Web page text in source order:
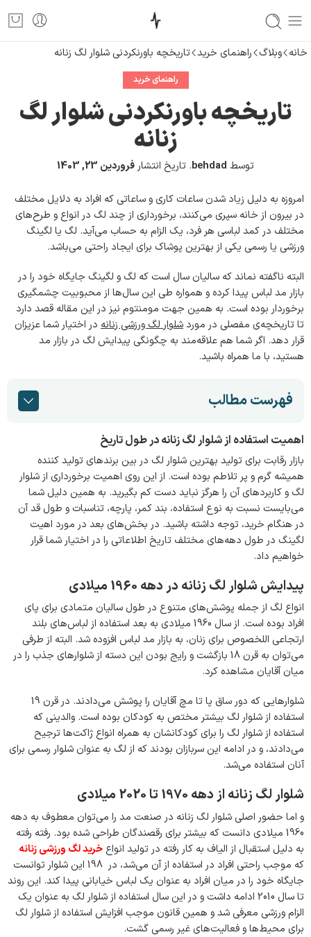
خانه وبلاگ راهنمای خرید تاریخچه باورنکردنی شلوار لگ زنانه
راهنمای خرید
تاریخچه باورنکردنی شلوار لگ
زنانه
توسط behdad
. تاریخ انتشار فروردین 23, 1403
امروزه به دلیل زیاد شدن ساعات کاری و ساعاتی که افراد به دلایل مختلف
در بیرون از خانه سپری می‌کنند، برخورداری از چند لگ در انواع و طرح‌های
مختلف در کمد لباسی هر فرد، یک الزام به حساب می‌آید. لگ یا لگینگ
ورزشی یا رسمی یکی از بهترین پوشاک برای ایجاد راحتی می‌باشد.
البته ناگفته نماند که سالیان سال است که لگ و لگینگ جایگاه خود را در
بازار مد لباس پیدا کرده و همواره طی این سال‌ها از محبوبیت چشمگیری
برخوردار بوده است. به همین جهت مومنتوم نیز در این مقاله قصد دارد
تا تاریخچه‌ی مفصلی در مورد شلوار لگ ورزشی زنانه در اختیار شما عزیزان
قرار دهد. اگر شما هم علاقه‌مند به چگونگی پیدایش لگ در بازار مد
هستید، با ما همراه باشید.
فهرست مطالب
اهمیت استفاده از شلوار لگ زنانه در طول تاریخ
بازار رقابت برای تولید بهترین شلوار لگ در بین برندهای تولید کننده
همیشه گرم و پر تلاطم بوده است. از این روی اهمیت برخورداری از شلوار
لگ و کاربردهای آن را هرگز نباید دست کم بگیرید. به همین دلیل شما
می‌بایست نسبت به نوع استفاده، بند کمر، پارچه، تناسبات و طول قد آن
در هنگام خرید، توجه داشته باشید. در بخش‌های بعد در مورد اهیت
لگینگ در طول دهه‌های مختلف تاریخ اطلاعاتی را در اختیار شما قرار
خواهیم داد.
پیدایش شلوار لگ زنانه در دهه 1960 میلادی
انواع لگ از جمله پوشش‌های متنوع در طول سالیان متمادی برای پای
افراد بوده است. از سال 1960 میلادی به بعد استفاده از لباس‌های بلند
ارتجاعی اللخصوص برای زنان، به بازار مد لباس افزوده شد. البته از طرفی
می‌توان به قرن 18 بازگشت و رایج بودن این دسته از شلوارهای جذب را در
میان آقایان مشاهده کرد.
شلوارهایی که دور ساق پا تا مچ آقایان را پوشش می‌دادند. در قرن 19
استفاده از شلوار لگ بیشتر مختص به کودکان بوده است. والدینی که
استفاده از شلوار لگ را برای کودکانشان به همراه انواع ژاکت‌ها ترجیح
می‌دادند، و در ادامه این سربازان بودند که از لگ به عنوان شلوار رسمی برای
آنان استفاده می‌شد.
شلوار لگ زنانه از دهه 1970 تا 2020 میلادی
و اما حضور اصلی شلوار لگ زنانه در صنعت مد را می‌توان معطوف به دهه
1960 میلادی دانست که بیشتر برای رقصندگان طراحی شده بود. رفته رفته
به دلیل استقبال از الیاف به کار رفته در تولید انواع خرید لگ ورزشی زنانه
که موجب راحتی افراد در استفاده از آن می‌شد، در 198 این شلوار توانست
جایگاه خود را در میان افراد به عنوان یک لباس خیابانی پیدا کند. این روند
تا سال 2010 ادامه داشت و در این سال استفاده از شلوار لگ به عنوان یک
الزام ورزشی معرفی شد و همین قانون موجب افزایش استفاده از شلوار لگ
برای محیط‌ها و فعالیت‌های غیر رسمی گشت.